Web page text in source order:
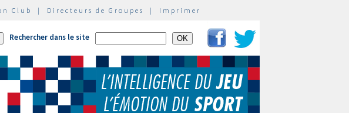
Club | Directeurs de Groupes | Imprimer
Rechercher dans le site